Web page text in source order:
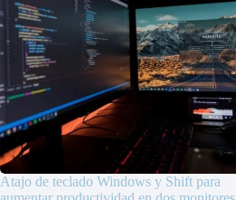
Atajo de teclado Windows y Shift para